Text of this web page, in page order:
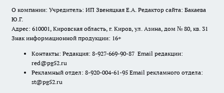
О компании: Учредитель: ИП Звеняцкая Е.А. Редактор сайта: Бакаева
Ю.Г.
Адрес: 610001, Кировская область, г. Киров, ул. Азина, дом № 80, кв. 31
Знак информационной продукции: 16+
Контакты: Редакция: 8-927-669-90-87 Email редакции:
red@pg52.ru
Рекламный отдел: 8-920-004-61-95 Email рекламного отдела:
st@pg52.ru